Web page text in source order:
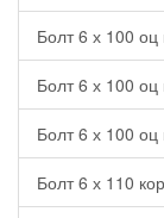
Болт 6 х 100
Болт 6 х 100
Болт 6 х 100
Болт 6 х 110